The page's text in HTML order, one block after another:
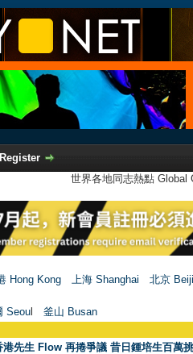
Register
世界各地同志熱點
Hong Kong 上海 Shanghai
北京
Seoul 釜山 Busan
港先生 Flow 再捲爭議 昔日鍾培生百萬